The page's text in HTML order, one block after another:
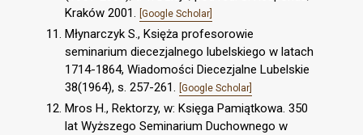
Kraków 2001. [Google Scholar]
Młynarczyk S., Księża profesorowie
seminarium diecezjalnego lubelskiego w latach
1714-1864, Wiadomości Diecezjalne Lubelskie
38(1964), s. 257-261. [Google Scholar]
Mros H., Rektorzy, w: Księga Pamiątkowa. 350
lat Wyższego Seminarium Duchownego w